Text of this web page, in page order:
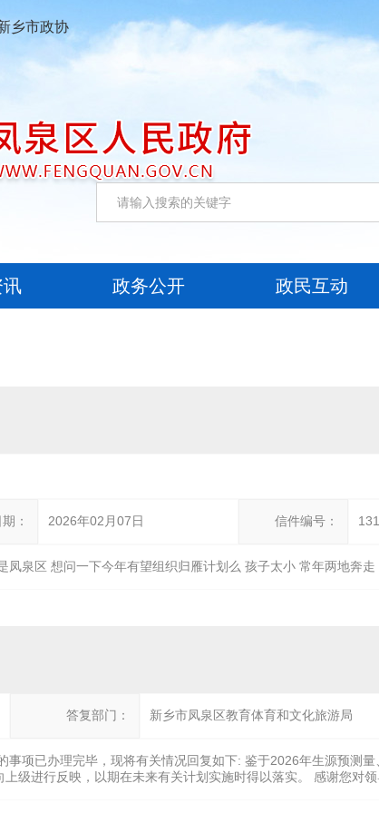
乡市政协
讯 政务公开 政民互动
： 2026年02月07日 信件编号：
凤泉区 想问一下今年有望组织归雁计划么 孩子太小 常年两地奔
答复部门： 新乡市凤泉区教育体育和文化旅游局
事项已办理完毕，现将有关情况回复如下: 鉴于2026年生源预测
级进行反映，以期在未来有关计划实施时得以落实。 感谢您对